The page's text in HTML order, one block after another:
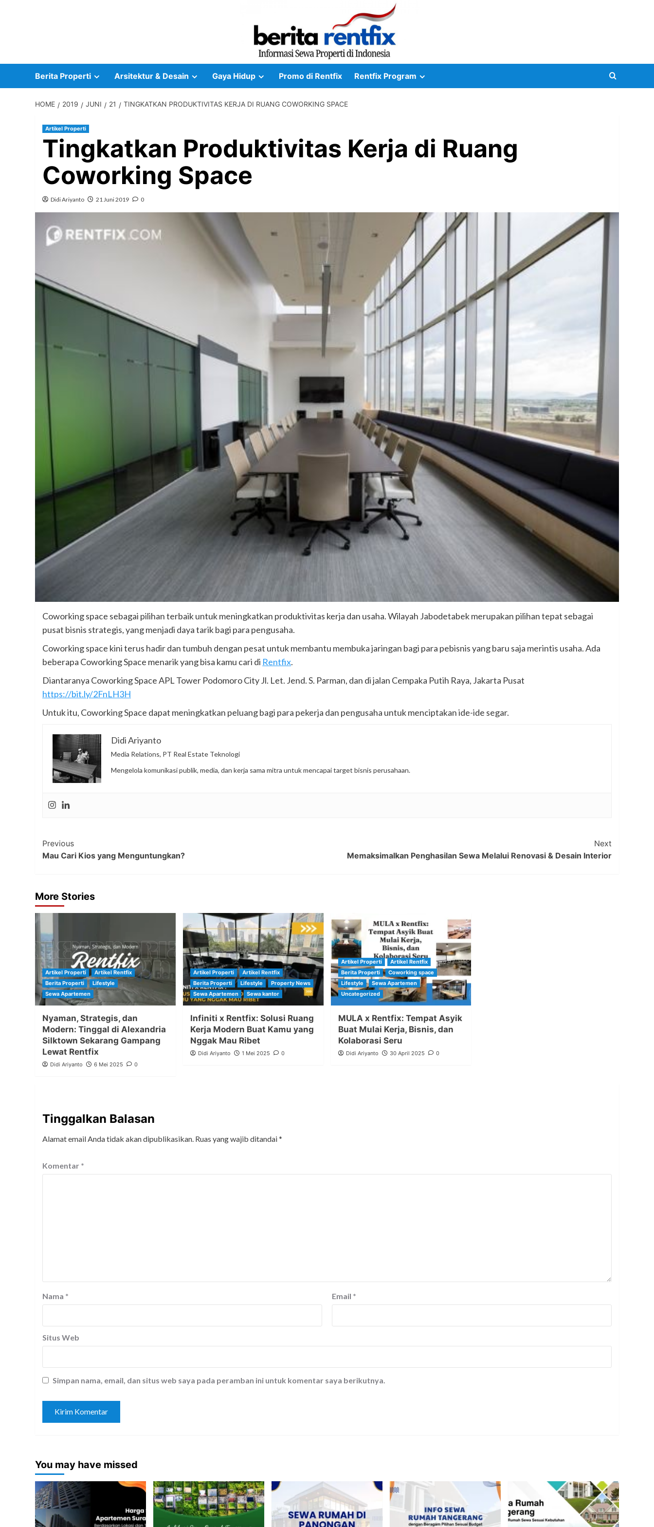
Berita Properti Arsitektur & Desain Gaya Hidup Promo di Rentfix Rentfix Program
HOME 2019 JUNI 21 TINGKATKAN PRODUKTIVITAS KERJA DI RUANG COWORKING SPACE
Artikel Properti
Tingkatkan Produktivitas Kerja di Ruang
Coworking Space
Didi Ariyanto 21 Juni 2019 0
Coworking space sebagai pilihan terbaik untuk meningkatkan produktivitas kerja dan usaha. Wilayah Jabodetabek merupakan pilihan tepat sebagai
pusat bisnis strategis, yang menjadi daya tarik bagi para pengusaha.
Coworking space kini terus hadir dan tumbuh dengan pesat untuk membantu membuka jaringan bagi para pebisnis yang baru saja merintis usaha. Ada
beberapa Coworking Space menarik yang bisa kamu cari di Rentfix.
Diantaranya Coworking Space APL Tower Podomoro City Jl. Let. Jend. S. Parman, dan di jalan Cempaka Putih Raya, Jakarta Pusat
https://bit.ly/2FnLH3H
Untuk itu, Coworking Space dapat meningkatkan peluang bagi para pekerja dan pengusaha untuk menciptakan ide-ide segar.
Didi Ariyanto
Media Relations, PT Real Estate Teknologi
Mengelola komunikasi publik, media, dan kerja sama mitra untuk mencapai target bisnis perusahaan.
Post
Navigation
Previous
Mau Cari Kios yang Menguntungkan?
Next
Memaksimalkan Penghasilan Sewa Melalui Renovasi & Desain Interior
More Stories
Artikel Properti
Artikel Rentfix
Berita Properti
Lifestyle
Sewa Apartemen
Nyaman, Strategis, dan
Modern: Tinggal di Alexandria
Silktown Sekarang Gampang
Lewat Rentfix
Didi Ariyanto 6 Mei 2025 0
Artikel Properti
Artikel Rentfix
Berita Properti
Lifestyle
Property News
Sewa Apartemen
Sewa kantor
Infiniti x Rentfix: Solusi Ruang
Kerja Modern Buat Kamu yang
Nggak Mau Ribet
Didi Ariyanto 1 Mei 2025 0
Artikel Properti
Artikel Rentfix
Berita Properti
Coworking space
Lifestyle
Sewa Apartemen
Uncategorized
MULA x Rentfix: Tempat Asyik
Buat Mulai Kerja, Bisnis, dan
Kolaborasi Seru
Didi Ariyanto 30 April 2025 0
Tinggalkan Balasan
Alamat email Anda tidak akan dipublikasikan. Ruas yang wajib ditandai*
Komentar *
Nama * Email *
Situs Web
Simpan nama, email, dan situs web saya pada peramban ini untuk komentar saya berikutnya.
You may have missed